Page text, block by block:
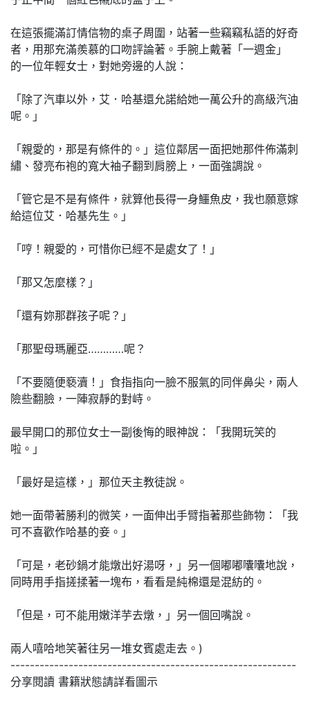
在這張擺滿訂情信物的桌子周圍，站著一些竊竊私語的好奇
者，用那充滿羨慕的口吻評論著。手腕上戴著「一週金」
的一位年輕女士，對她旁邊的人說：
「除了汽車以外，艾．哈基還允諾給她一萬公升的高級汽油
呢。」
「親愛的，那是有條件的。」這位鄰居一面把她那件佈滿刺
繡、發亮布袍的寬大袖子翻到肩膀上，一面強調說。
「管它是不是有條件，就算他長得一身鱷魚皮，我也願意嫁
給這位艾．哈基先生。」
「哼！親愛的，可惜你已經不是處女了！」
「那又怎麼樣？」
「還有妳那群孩子呢？」
「那聖母瑪麗亞…………呢？
「不要隨便褻瀆！」食指指向一臉不服氣的同伴鼻尖，兩人
險些翻臉，一陣寂靜的對峙。
最早開口的那位女士一副後悔的眼神說：「我開玩笑的
啦。」
「最好是這樣，」那位天主教徒說。
她一面帶著勝利的微笑，一面伸出手臂指著那些飾物：「我
可不喜歡作哈基的妾。」
「可是，老砂鍋才能燉出好湯呀，」另一個嘟嘟囔囔地說，
同時用手指搓揉著一塊布，看看是純棉還是混紡的。
「但是，可不能用嫩洋芋去燉，」另一個回嘴說。
兩人嘻哈地笑著往另一堆女賓處走去。)
-----------------------------------------------------------
分享閱讀 書籍狀態請詳看圖示